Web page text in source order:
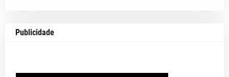
Publicidade